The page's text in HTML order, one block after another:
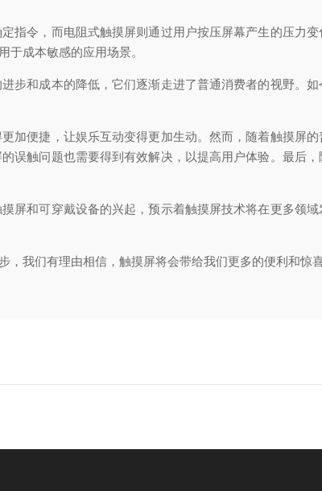
指令，而电阻式触摸屏则通过用户按压屏幕产生的压力
成本敏感的应用场景。
和成本的降低，它们逐渐走进了普通消费者的视野。如
便捷，让娱乐互动变得更加生动。然而，随着触摸屏的
触问题也需要得到有效解决，以提高用户体验。最后，
和可穿戴设备的兴起，预示着触摸屏技术将在更多领域
我们有理由相信，触摸屏将会带给我们更多的便利和惊喜